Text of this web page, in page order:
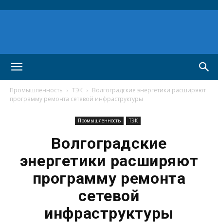
Промышленность ТЭК
Волгоградские энергетики расширяют
программу ремонта сетевой инфраструктуры
Промышленность ТЭК
Волгоградские
энергетики расширяют
программу ремонта
сетевой
инфраструктуры